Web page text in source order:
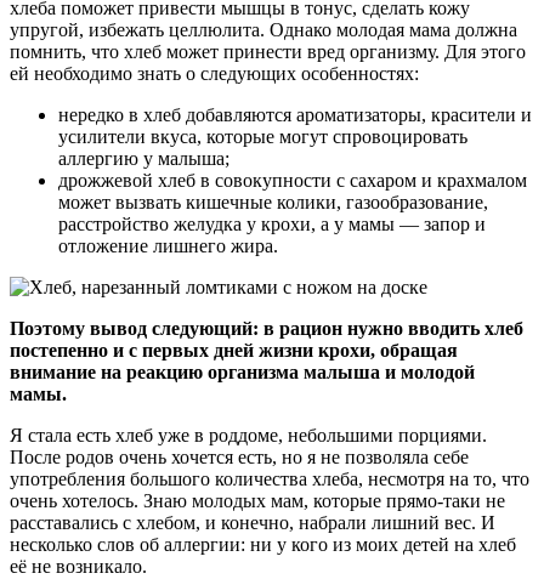
хлеба поможет привести мышцы в тонус, сделать кожу
упругой, избежать целлюлита. Однако молодая мама должна
помнить, что хлеб может принести вред организму. Для этого
ей необходимо знать о следующих особенностях:
нередко в хлеб добавляются ароматизаторы, красители и
усилители вкуса, которые могут спровоцировать
аллергию у малыша;
дрожжевой хлеб в совокупности с сахаром и крахмалом
может вызвать кишечные колики, газообразование,
расстройство желудка у крохи, а у мамы — запор и
отложение лишнего жира.
Поэтому вывод следующий: в рацион нужно вводить хлеб
постепенно и с первых дней жизни крохи, обращая
внимание на реакцию организма малыша и молодой
мамы.
Я стала есть хлеб уже в роддоме, небольшими порциями.
После родов очень хочется есть, но я не позволяла себе
употребления большого количества хлеба, несмотря на то, что
очень хотелось. Знаю молодых мам, которые прямо-таки не
расставались с хлебом, и конечно, набрали лишний вес. И
несколько слов об аллергии: ни у кого из моих детей на хлеб
её не возникало.